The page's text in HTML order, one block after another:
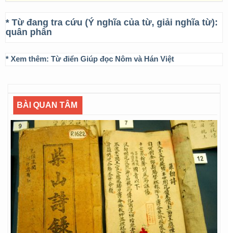
* Từ đang tra cứu (Ý nghĩa của từ, giải nghĩa từ):
quân phân
* Xem thêm: Từ điển Giúp đọc Nôm và Hán Việt
BÀI QUAN TÂM